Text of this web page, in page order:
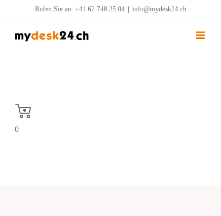
Inhalt
springen
Rufen Sie an: +41 62 748 25 04 info@mydesk24.ch
0